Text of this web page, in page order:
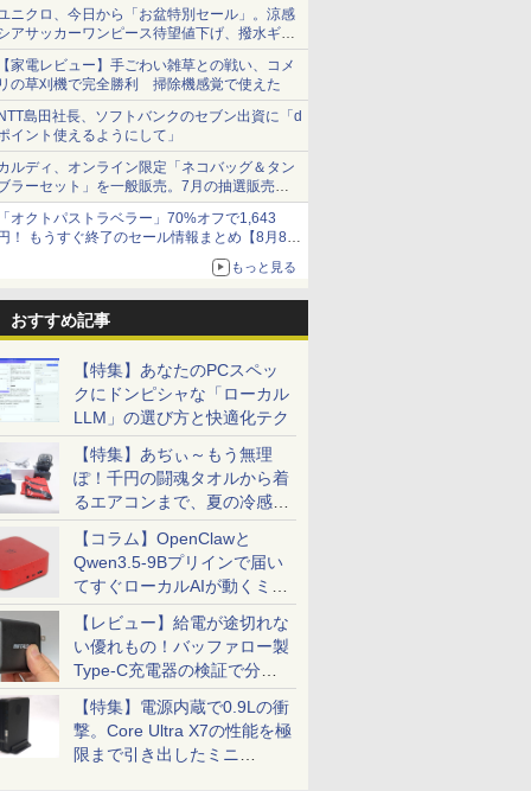
ニクロ、今日から「お盆特別セール」。涼感
アサッカーワンピース待望値下げ、撥水ギア
ョーツは1990円に
家電レビュー】手ごわい雑草との戦い、コメ
の草刈機で完全勝利 掃除機感覚で使えた
島田社長、ソフトバンクのセブン出資に「d
イント使えるようにして」
ルディ、オンライン限定「ネコバッグ＆タン
ラーセット」を一般販売。7月の抽選販売の
選無効分
オクトパストラベラー」70%オフで1,643
！ もうすぐ終了のセール情報まとめ【8月8日
ンテンドーeショップでは「大神 絶景版」が
もっと見る
おすすめ記事
【特集】あなたのPCスペッ
クにドンピシャな「ローカル
LLM」の選び方と快適化テク
【特集】あぢぃ～もう無理
ぽ！千円の闘魂タオルから着
るエアコンまで、夏の冷感グ
ッズ一挙紹介
【コラム】OpenClawと
Qwen3.5-9Bプリインで届い
てすぐローカルAIが動くミニ
PC「SER9 Pro」
【レビュー】給電が途切れな
い優れもの！バッファロー製
Type-C充電器の検証で分か
ったこと
【特集】電源内蔵で0.9Lの衝
撃。Core Ultra X7の性能を極
限まで引き出したミニ